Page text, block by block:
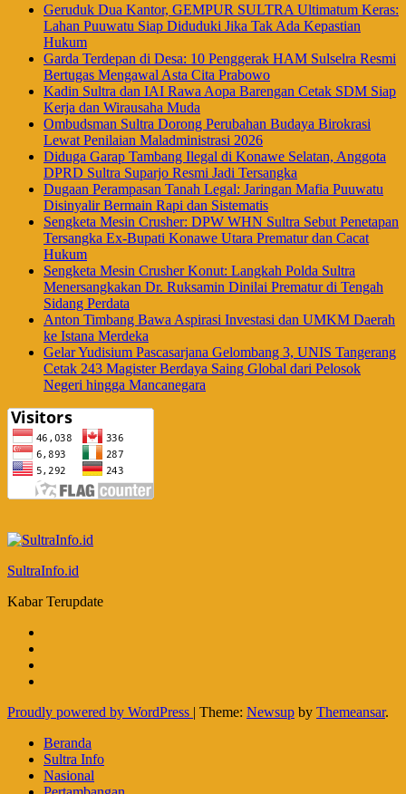
Geruduk Dua Kantor, GEMPUR SULTRA Ultimatum Keras:
Lahan Puuwatu Siap Diduduki Jika Tak Ada Kepastian
Hukum
Garda Terdepan di Desa: 10 Penggerak HAM Sulselra Resmi
Bertugas Mengawal Asta Cita Prabowo
Kadin Sultra dan IAI Rawa Aopa Barengan Cetak SDM Siap
Kerja dan Wirausaha Muda
Ombudsman Sultra Dorong Perubahan Budaya Birokrasi
Lewat Penilaian Maladministrasi 2026
Diduga Garap Tambang Ilegal di Konawe Selatan, Anggota
DPRD Sultra Suparjo Resmi Jadi Tersangka
Dugaan Perampasan Tanah Legal: Jaringan Mafia Puuwatu
Disinyalir Bermain Rapi dan Sistematis
Sengketa Mesin Crusher: DPW WHN Sultra Sebut Penetapan
Tersangka Ex-Bupati Konawe Utara Prematur dan Cacat
Hukum
Sengketa Mesin Crusher Konut: Langkah Polda Sultra
Menersangkakan Dr. Ruksamin Dinilai Prematur di Tengah
Sidang Perdata
Anton Timbang Bawa Aspirasi Investasi dan UMKM Daerah
ke Istana Merdeka
Gelar Yudisium Pascasarjana Gelombang 3, UNIS Tangerang
Cetak 243 Magister Berdaya Saing Global dari Pelosok
Negeri hingga Mancanegara
SultraInfo.id
Kabar Terupdate
Proudly powered by WordPress | Theme: Newsup by Themeansar.
Beranda
Sultra Info
Nasional